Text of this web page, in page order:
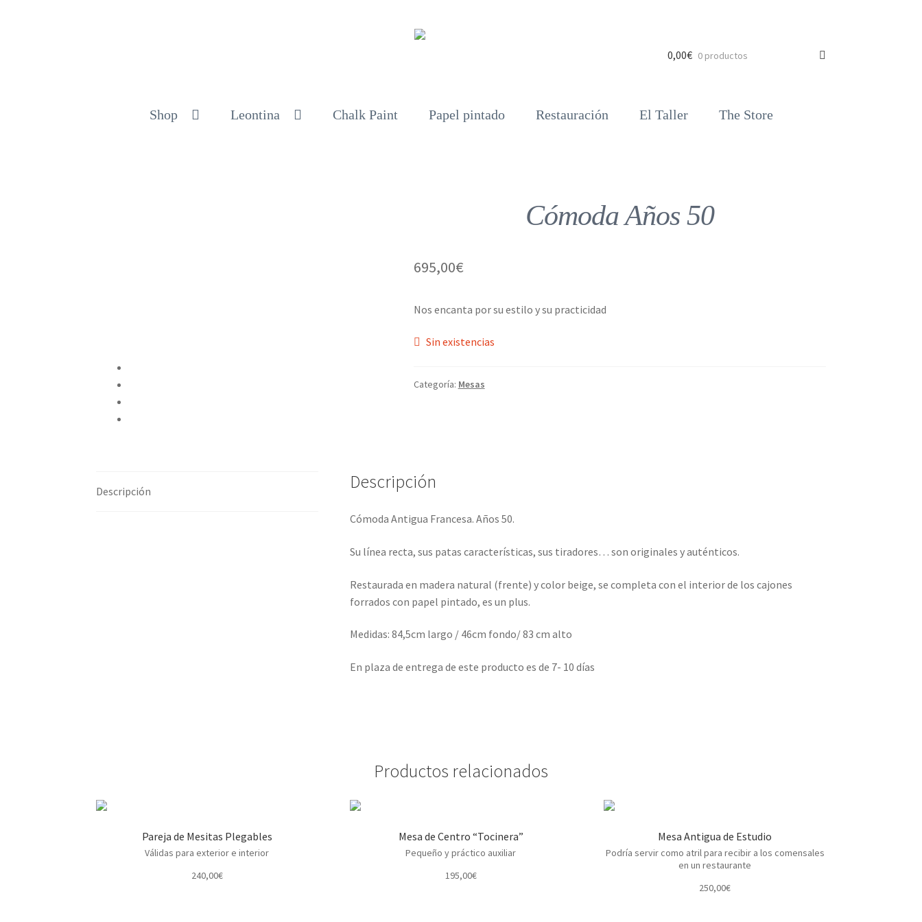
0,00€ 0 productos
Shop Leontina Chalk Paint Papel pintado Restauración El Taller The Store
Cómoda Años 50
695,00€
Nos encanta por su estilo y su practicidad
Sin existencias
Categoría: Mesas
Descripción Descripción
Cómoda Antigua Francesa. Años 50.
Su línea recta, sus patas características, sus tiradores… son originales y auténticos.
Restaurada en madera natural (frente) y color beige, se completa con el interior de los cajones
forrados con papel pintado, es un plus.
Medidas: 84,5cm largo / 46cm fondo/ 83 cm alto
En plaza de entrega de este producto es de 7- 10 días
Productos relacionados
Pareja de Mesitas Plegables
Válidas para exterior e interior
240,00€
Mesa de Centro “Tocinera”
Pequeño y práctico auxiliar
195,00€
Mesa Antigua de Estudio
Podría servir como atril para recibir a los comensales
en un restaurante
250,00€